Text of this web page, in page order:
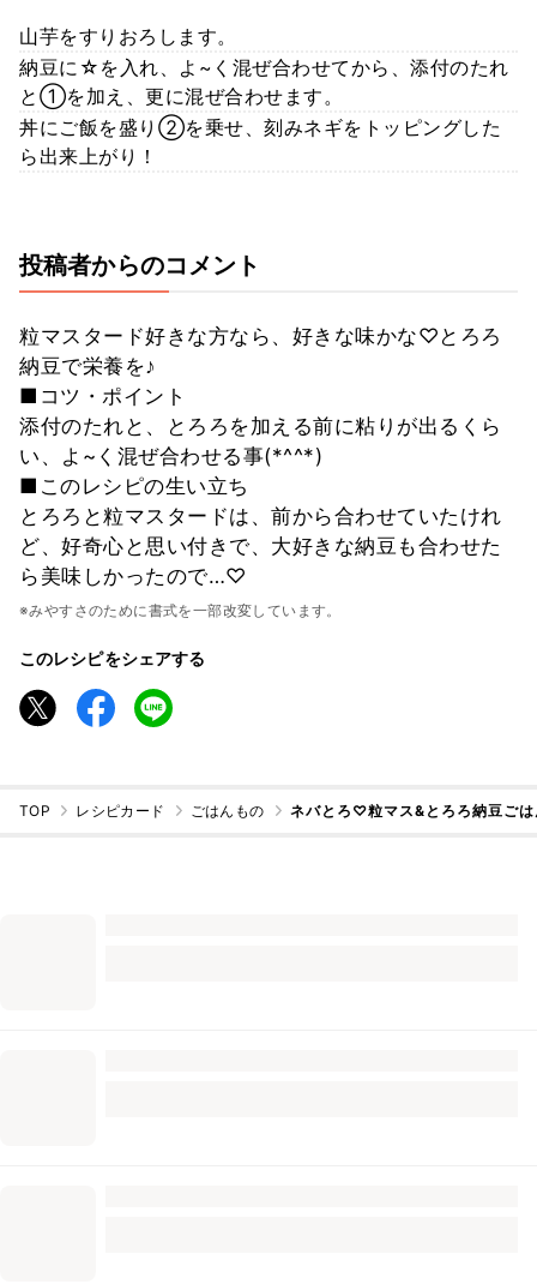
山芋をすりおろします。
納豆に☆を入れ、よ~く混ぜ合わせてから、添付のたれ
と①を加え、更に混ぜ合わせます。
丼にご飯を盛り②を乗せ、刻みネギをトッピングした
ら出来上がり！
投稿者からのコメント
粒マスタード好きな方なら、好きな味かな♡とろろ
納豆で栄養を♪
■コツ・ポイント
添付のたれと、とろろを加える前に粘りが出るくら
い、よ~く混ぜ合わせる事(*^^*)
■このレシピの生い立ち
とろろと粒マスタードは、前から合わせていたけれ
ど、好奇心と思い付きで、大好きな納豆も合わせた
ら美味しかったので…♡
※みやすさのために書式を一部改変しています。
このレシピをシェアする
TOP レシピカード ごはんもの ネバとろ♡粒マス&とろろ納豆ご